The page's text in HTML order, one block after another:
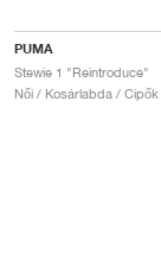
PUMA
Stewie 1 "Reintroduce"
Női / Kosárlabda / Cipők